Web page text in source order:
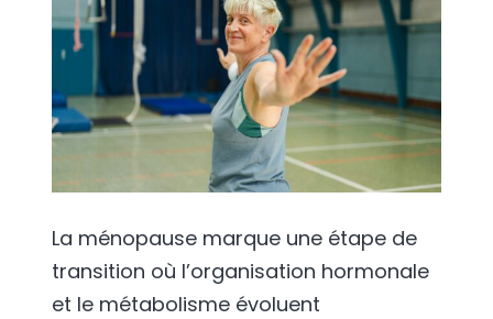
La ménopause marque une étape de
transition où l’organisation hormonale
et le métabolisme évoluent